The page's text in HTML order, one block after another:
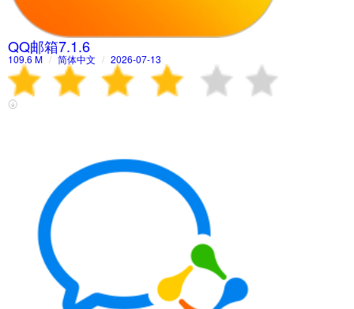
QQ邮箱7.1.6
109.6 M / 简体中文 / 2026-07-13